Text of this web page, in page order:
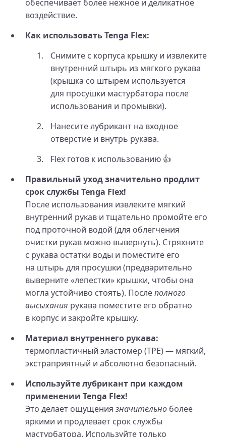
обеспечивает более нежное и деликатное
воздействие.
Как использовать Tenga Flex:
Снимите с корпуса крышку и извлеките
внутренний штырь из мягкого рукава
(крышка со штырем используется
для просушки мастурбатора после
использования и промывки).
Нанесите лубрикант на входное
отверстие и внутрь рукава.
Flex готов к использованию 👍
Правильный уход значительно продлит
срок службы Tenga Flex!
После использования извлеките мягкий
внутренний рукав и тщательно промойте его
под проточной водой (для облегчения
очистки рукав можно вывернуть). Стряхните
с рукава остатки воды и поместите его
на штырь для просушки (предварительно
выверните «лепестки» крышки, чтобы она
могла устойчиво стоять). Послеполного
высыхания рукава поместите его обратно
в корпус и закройте крышку.
Материал внутреннего рукава:
термопластичный эластомер (TPE) — мягкий,
экстраприятный и абсолютно безопасный.
Используйте лубрикант при каждом
применении Tenga Flex!
Это делает ощущения значительно более
яркими и продлевает срок службы
мастурбатора. Используйте только